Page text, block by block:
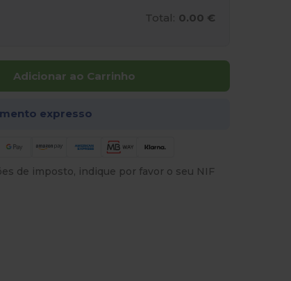
Total: 0.00 €
Adicionar ao Carrinho
expresso
de imposto, indique por favor o seu NIF